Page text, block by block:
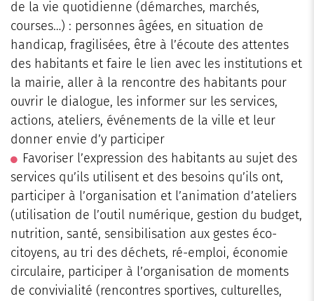
de la vie quotidienne (démarches, marchés,
courses…) : personnes âgées, en situation de
handicap, fragilisées, être à l’écoute des attentes
des habitants et faire le lien avec les institutions et
la mairie, aller à la rencontre des habitants pour
ouvrir le dialogue, les informer sur les services,
actions, ateliers, événements de la ville et leur
donner envie d’y participer
Favoriser l’expression des habitants au sujet des
services qu’ils utilisent et des besoins qu’ils ont,
participer à l’organisation et l’animation d’ateliers
(utilisation de l’outil numérique, gestion du budget,
nutrition, santé, sensibilisation aux gestes éco-
citoyens, au tri des déchets, ré-emploi, économie
circulaire, participer à l’organisation de moments
de convivialité (rencontres sportives, culturelles,